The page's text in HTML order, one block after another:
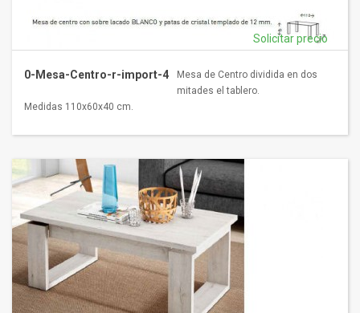
0-Mesa-Centro-r-import-4
Solicitar precio
Mesa de Centro dividida en dos
mitades el tablero.
Medidas 110x60x40 cm.